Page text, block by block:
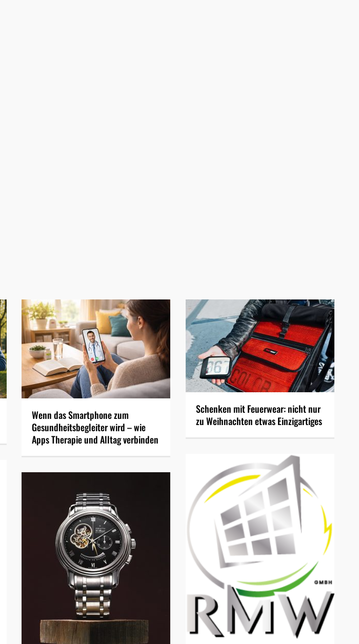
Wenn das Smartphone zum
Gesundheitsbegleiter wird – wie
Apps Therapie und Alltag verbinden
Schenken mit Feuerwear: nicht nur
zu Weihnachten etwas Einzigartiges